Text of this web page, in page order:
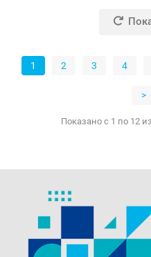
1 2 3 4
>
Показано с 1 по 12